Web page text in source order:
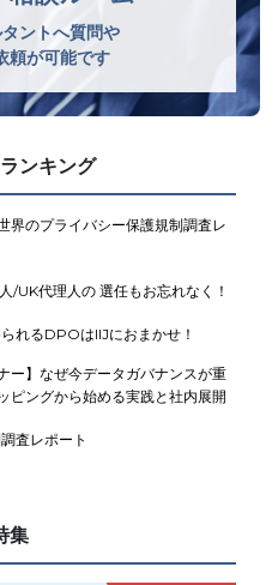
ントへ質問や
頼が可能です
ンキング
界のプライバシー保護規制調査レ
/UK代理人の 選任もお忘れなく！
れるDPOはIIJにおまかせ！
ー】なぜ今データガバナンスが重
ピングから始める実践と社内展開
査レポート
集